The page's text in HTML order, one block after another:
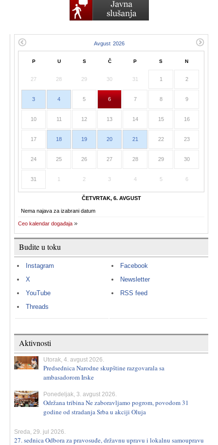
P U S Č P S N
27 28 29 30 31 1 2
3 4 5 6 7 8 9
10 11 12 13 14 15 16
17 18 19 20 21 22 23
24 25 26 27 28 29 30
31 1 2 3 4 5 6
ČETVRTAK, 6. AVGUST
Nema najava za izabrani datum
Ceo kalendar događaja
Budite u toku
Instagram
X
YouTube
Threads
Facebook
Newsletter
RSS feed
Aktivnosti
Utorak, 4. avgust 2026.
Predsednica Narodne skupštine razgovarala sa
ambasadorom Irske
Ponedeljak, 3. avgust 2026.
Održana tribina Ne zaboravljamo pogrom, povodom 31
godine od stradanja Srba u akciji Oluja
Sreda, 29. jul 2026.
27. sednica Odbora za pravosuđe, državnu upravu i lokalnu samoupravu